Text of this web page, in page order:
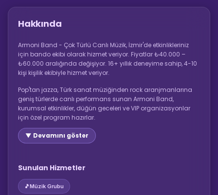
Hakkında
Armoni Band - Çok Türlü Canlı Müzik, İzmir'de etkinlikleriniz
için bando ekibi olarak hizmet veriyor. Fiyatlar ₺40.000 –
₺60.000 aralığında değişiyor. 16+ yıllık deneyime sahip, 4-10
kişi kişilik ekibiyle hizmet veriyor.
Pop'tan jazza, Türk sanat müziğinden rock aranjmanlarına
geniş türlerde canlı performans sunan Armoni Band,
kurumsal etkinlikler, düğün geceleri ve VIP organizasyonlar
için özel program hazırlar.
▼ Devamını göster
Sunulan Hizmetler
🎵Müzik Grubu